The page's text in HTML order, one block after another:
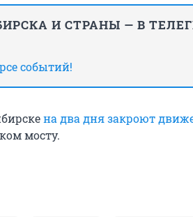
И СТРАНЫ — В
событий!
на два дня закроют
мосту.